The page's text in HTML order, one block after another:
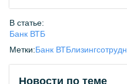
В статье:
Банк ВТБ
Метки:Банк ВТБлизинг
Новости по теме